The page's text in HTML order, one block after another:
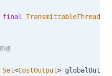
final
略
Set<CostOutput>